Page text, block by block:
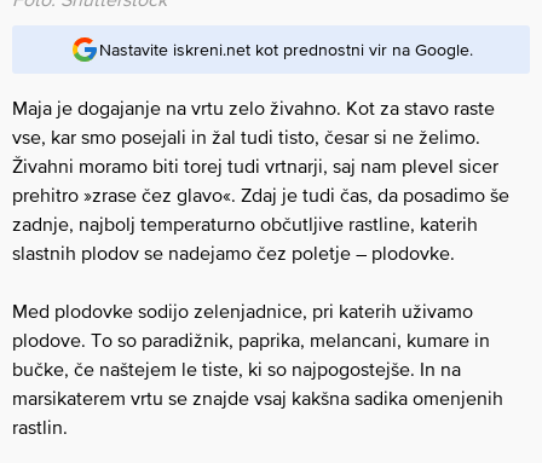
Nastavite iskreni.net kot prednostni vir na Google.
Maja je dogajanje na vrtu zelo živahno. Kot za stavo raste
vse, kar smo posejali in žal tudi tisto, česar si ne želimo.
Živahni moramo biti torej tudi vrtnarji, saj nam plevel sicer
prehitro »zrase čez glavo«. Zdaj je tudi čas, da posadimo še
zadnje, najbolj temperaturno občutljive rastline, katerih
slastnih plodov se nadejamo čez poletje – plodovke.
Med plodovke sodijo zelenjadnice, pri katerih uživamo
plodove. To so paradižnik, paprika, melancani, kumare in
bučke, če naštejem le tiste, ki so najpogostejše. In na
marsikaterem vrtu se znajde vsaj kakšna sadika omenjenih
rastlin.